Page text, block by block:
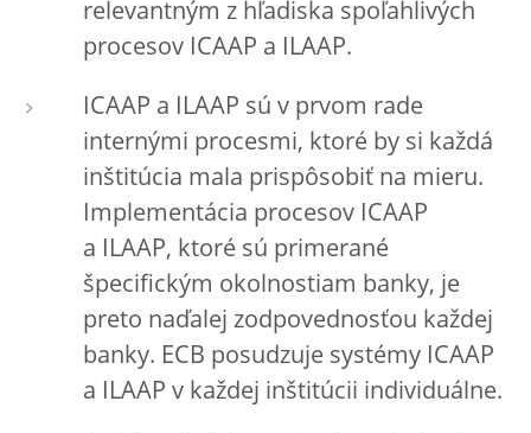
relevantným z hľadiska spoľahlivých
procesov ICAAP a ILAAP.
ICAAP a ILAAP sú v prvom rade
internými procesmi, ktoré by si každá
inštitúcia mala prispôsobiť na mieru.
Implementácia procesov ICAAP
a ILAAP, ktoré sú primerané
špecifickým okolnostiam banky, je
preto naďalej zodpovednosťou každej
banky. ECB posudzuje systémy ICAAP
a ILAAP v každej inštitúcii individuálne.